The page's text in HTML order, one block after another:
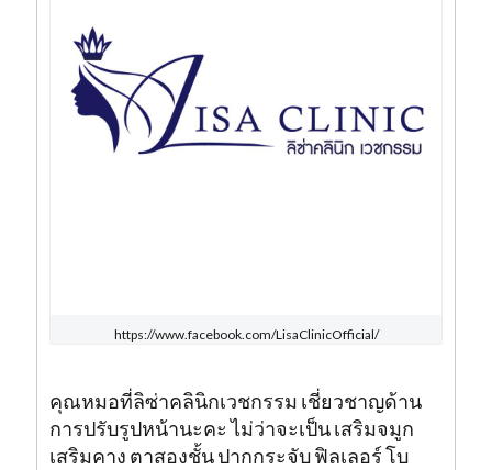
https://www.facebook.com/LisaClinicOfficial/
คุณหมอที่ลิซ่าคลินิกเวชกรรม เชี่ยวชาญด้าน
การปรับรูปหน้านะคะ ไม่ว่าจะเป็น เสริมจมูก
เสริมคาง ตาสองชั้น ปากกระจับ ฟิลเลอร์ โบ